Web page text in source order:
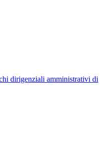
dirigenziali amministrativi di